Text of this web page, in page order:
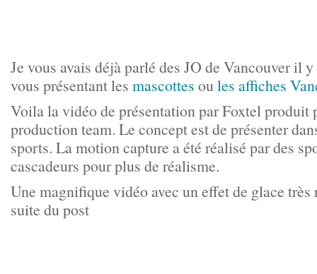
Je vous avais déjà parlé des JO de Vancouver il
vous présentant les mascottes oules affiches
Voila la vidéo de présentation par Foxtel produit
production team. Le concept est de présenter
sports. La motion capture a été réalisé par des
cascadeurs pour plus de réalisme.
Une magnifique vidéo avec un effet de glace
suite du post